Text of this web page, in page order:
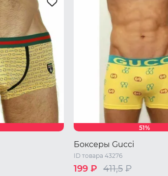
51%
Боксеры Gucci
ID товара 43276
199 ₽ 411,5 ₽